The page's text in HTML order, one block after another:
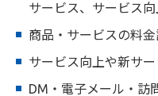
サービス、サービス
商品・サービスの料
サービス向上や新サ
DM・電子メール・訪